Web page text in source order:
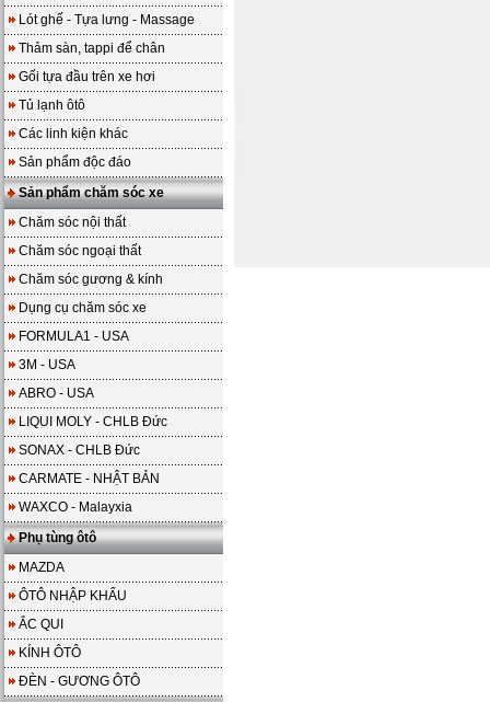
Lót ghế - Tựa lưng - Massage
Thảm sàn, tappi để chân
Gối tựa đầu trên xe hơi
Tủ lạnh ôtô
Các linh kiện khác
Sản phẩm độc đáo
Sản phẩm chăm sóc xe
Chăm sóc nội thất
Chăm sóc ngoại thất
Chăm sóc gương & kính
Dụng cụ chăm sóc xe
FORMULA1 - USA
3M - USA
ABRO - USA
LIQUI MOLY - CHLB Đức
SONAX - CHLB Đức
CARMATE - NHẬT BẢN
WAXCO - Malayxia
Phụ tùng ôtô
MAZDA
ÔTÔ NHẬP KHẨU
ẮC QUI
KÍNH ÔTÔ
ĐÈN - GƯƠNG ÔTÔ